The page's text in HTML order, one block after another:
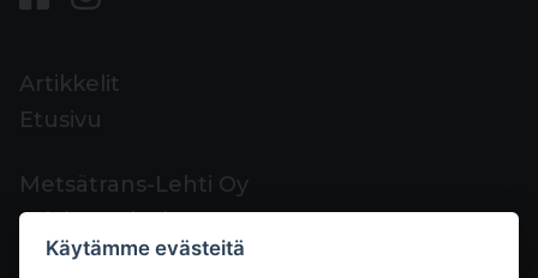
Artikkelit
Etusivu
Metsätrans-Lehti Oy
Asiakaspalvelu
Yhteystiedot
Käytämme evästeitä